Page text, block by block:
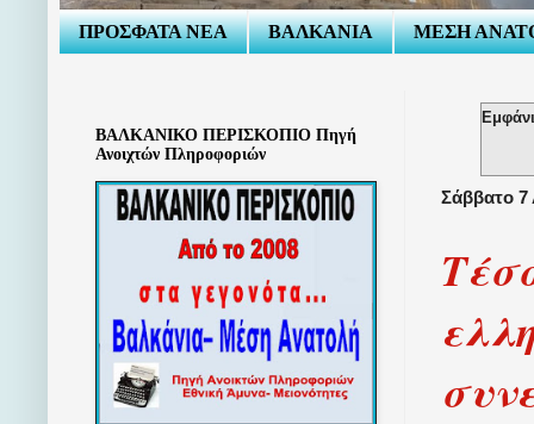
ΠΡΟΣΦΑΤΑ ΝΕΑ ΒΑΛΚΑΝΙΑ ΜΕΣΗ
Σάββατο 7
ΒΑΛΚΑΝΙΚΟ ΠΕΡΙΣΚΟΠΙΟ Πηγή
Ανοιχτών Πληροφοριών